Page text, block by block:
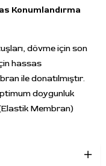
Konumlandırma
dövme için son
hassas
ile donatılmıştır.
doygunluk
Membran)
(Hassas